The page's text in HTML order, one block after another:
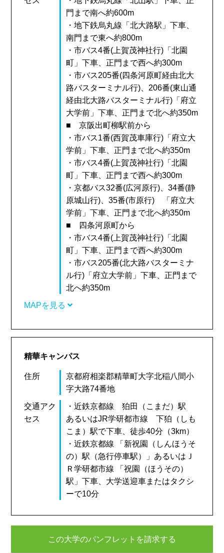
門まで南へ約600m
・地下鉄烏丸線「北大路駅」下車、
南門まで東へ約800m
・市バス4番(上賀茂神社行)「北園
町」下車、正門まで西へ約300m
・市バス205番(四条河原町経由北大
路バスターミナル行)、206番(東山通
経由北大路バスターミナル行)「府立
大学前」下車、正門まで北へ約350m
■ 京阪出町柳駅前から
・市バス1番(西賀茂車庫行)「府立大
学前」下車、正門まで北へ約350m
・市バス4番(上賀茂神社行)「北園
町」下車、正門まで西へ約300m
・京都バス32番(広河原行)、34番(静
原城山行)、35番(市原行) 「府立大
学前」下車、正門まで北へ約350m
■ 四条河原町から
・市バス4番(上賀茂神社行)「北園
町」下車、正門まで西へ約300m
・市バス205番(北大路バスターミナ
ル行)「府立大学前」下車、正門まで
北へ約350m
MAPを見る
精華キャンパス
住所
京都府相楽郡精華町大字北稲八間小
字大路74番地
交通アク
セス
・近鉄京都線 狛田（こまだ）駅
あるいはJR学研都市線 下狛（しも
こま）駅で下車、徒歩40分（3km）
・近鉄京都線 「新祝園（しんほうそ
の）駅（急行停車駅）」あるいはＪ
Ｒ学研都市線 「祝園（ほうその）
駅」下車、大学送迎車またはタクシ
ーで10分
この大学のパンフレットを請求する